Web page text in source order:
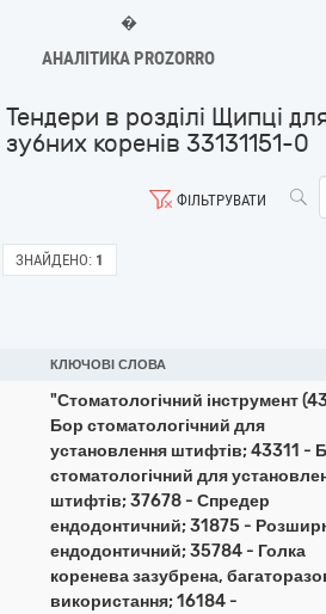
�
АНАЛІТИКА PROZORRO
Тендери в розділі Щипці
зубних коренів 33131151-0
ФІЛЬТРУВАТИ
ЗНАЙДЕНО: 1
КЛЮЧОВІ СЛОВА
"Стоматологічний інструмент
Бор стоматологічний для
установлення штифтів; 43311 -
стоматологічний для
штифтів; 37678 - Спредер
ендодонтичний; 31875 -
ендодонтичний; 35784 - Голка
коренева зазубрена,
використання; 16184 -